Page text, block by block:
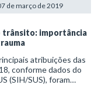
de março de 2019
trânsito: importância
atribuições das
conforme dados do
(SIH/SUS), foram
linha de frente do